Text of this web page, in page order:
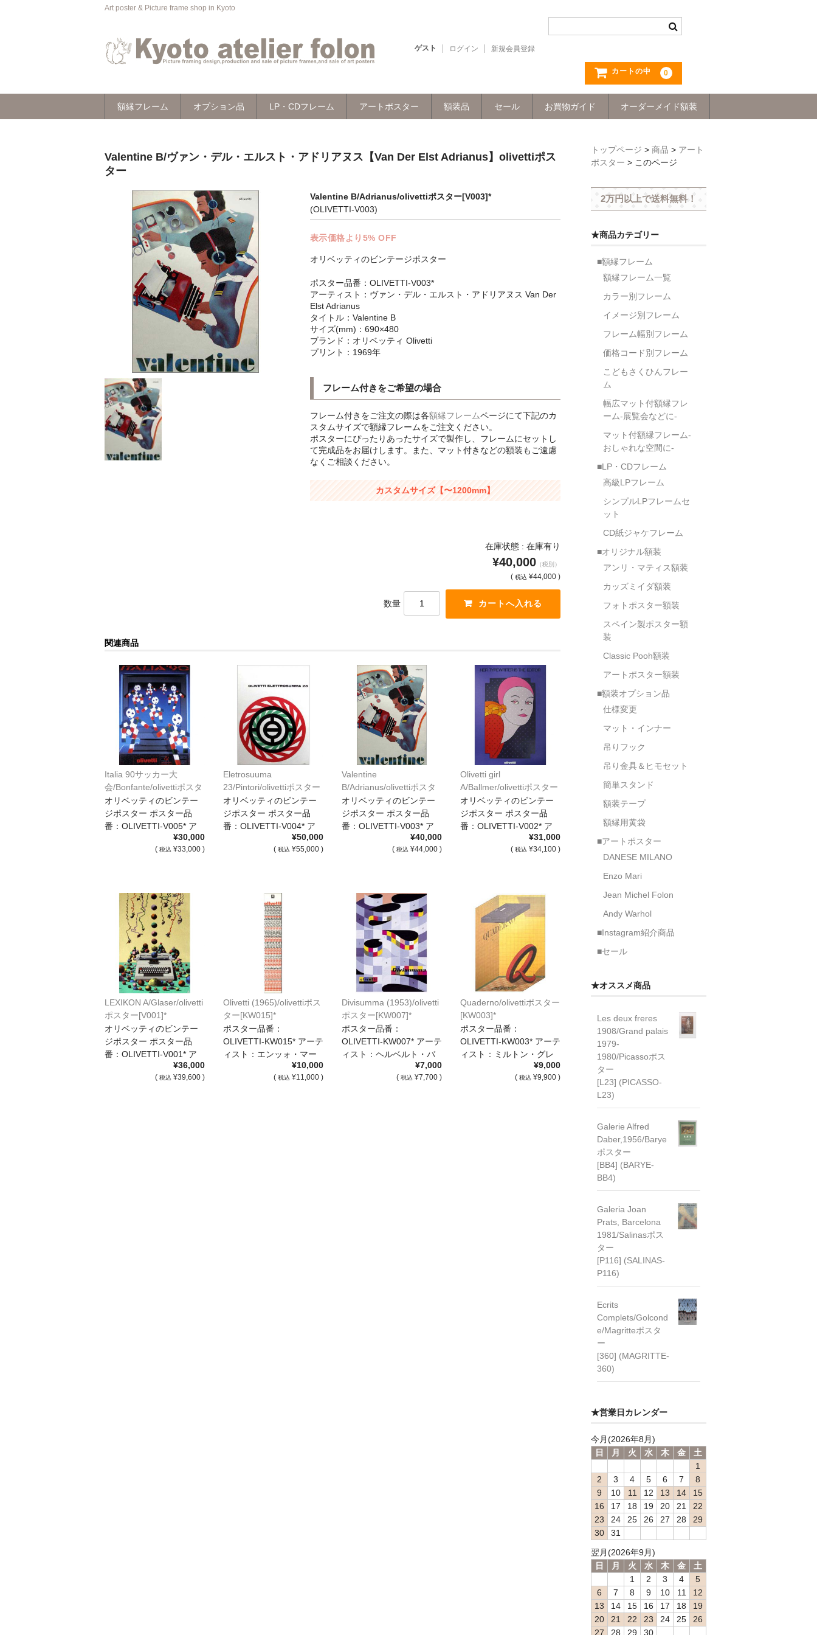
Art poster & Picture frame shop in Kyoto
ゲスト ログイン 新規会員登録
カートの中 0
額縁フレーム オプション品 LP・CDフレーム アートポスター 額装品 セール お買物ガイド オーダーメイド額装
Valentine B/ヴァン・デル・エルスト・アドリアヌス【Van Der Elst Adrianus】olivettiポス
ター
Valentine B/Adrianus/olivettiポスター[V003]*
(OLIVETTI-V003)
表示価格より5% OFF
オリベッティのビンテージポスター
ポスター品番：OLIVETTI-V003*
アーティスト：ヴァン・デル・エルスト・アドリアヌス Van Der
Elst Adrianus
タイトル：Valentine B
サイズ(mm)：690×480
ブランド：オリベッティ Olivetti
プリント：1969年
フレーム付きをご希望の場合
フレーム付きをご注文の際は各額縁フレームページにて下記のカ
スタムサイズで額縁フレームをご注文ください。
ポスターにぴったりあったサイズで製作し、フレームにセットし
て完成品をお届けします。また、マット付きなどの額装もご遠慮
なくご相談ください。
カスタムサイズ【〜1200mm】
在庫状態 : 在庫有り
¥40,000 （税別）
( 税込 ¥44,000 )
数量
関連商品
Italia 90サッカー大
会/Bonfante/olivettiポスタ
ー[V005]*
オリベッティのビンテー
ジポスター ポスター品
番：OLIVETTI-V005* ア
¥30,000
( 税込 ¥33,000 )
Eletrosuuma
23/Pintori/olivettiポスター
[V004]*
オリベッティのビンテー
ジポスター ポスター品
番：OLIVETTI-V004* ア
¥50,000
( 税込 ¥55,000 )
Valentine
B/Adrianus/olivettiポスタ
ー[V003]*
オリベッティのビンテー
ジポスター ポスター品
番：OLIVETTI-V003* ア
¥40,000
( 税込 ¥44,000 )
Olivetti girl
A/Ballmer/olivettiポスター
[V002]*
オリベッティのビンテー
ジポスター ポスター品
番：OLIVETTI-V002* ア
¥31,000
( 税込 ¥34,100 )
LEXIKON A/Glaser/olivetti
ポスター[V001]*
オリベッティのビンテー
ジポスター ポスター品
番：OLIVETTI-V001* ア
¥36,000
( 税込 ¥39,600 )
Olivetti (1965)/olivettiポス
ター[KW015]*
ポスター品番：
OLIVETTI-KW015* アーテ
ィスト：エンッォ・マー
¥10,000
( 税込 ¥11,000 )
Divisumma (1953)/olivetti
ポスター[KW007]*
ポスター品番：
OLIVETTI-KW007* アーテ
ィスト：ヘルベルト・バ
¥7,000
( 税込 ¥7,700 )
Quaderno/olivettiポスター
[KW003]*
ポスター品番：
OLIVETTI-KW003* アーテ
ィスト：ミルトン・グレ
¥9,000
( 税込 ¥9,900 )
トップページ > 商品 > アート
ポスター > このページ
2万円以上で送料無料！
★商品カテゴリー
■額縁フレーム
額縁フレーム一覧
カラー別フレーム
イメージ別フレーム
フレーム幅別フレーム
価格コード別フレーム
こどもさくひんフレー
ム
幅広マット付額縁フレ
ーム-展覧会などに-
マット付額縁フレーム-
おしゃれな空間に-
■LP・CDフレーム
高級LPフレーム
シンプルLPフレームセ
ット
CD紙ジャケフレーム
■オリジナル額装
アンリ・マティス額装
カッズミイダ額装
フォトポスター額装
スペイン製ポスター額
装
Classic Pooh額装
アートポスター額装
■額装オプション品
仕様変更
マット・インナー
吊りフック
吊り金具＆ヒモセット
簡単スタンド
額装テープ
額縁用黄袋
■アートポスター
DANESE MILANO
Enzo Mari
Jean Michel Folon
Andy Warhol
■Instagram紹介商品
■セール
★オススメ商品
Les deux freres
1908/Grand palais
1979-
1980/Picassoポス
ター
[L23] (PICASSO-
L23)
Galerie Alfred
Daber,1956/Barye
ポスター
[BB4] (BARYE-
BB4)
Galeria Joan
Prats, Barcelona
1981/Salinasポス
ター
[P116] (SALINAS-
P116)
Ecrits
Complets/Golcond
e/Magritteポスタ
ー
[360] (MAGRITTE-
360)
★営業日カレンダー
今月(2026年8月)
日
月 火 水 木 金
土
1
2
3 4 5 6 7
8
9
10 11 12 13 14
15
16
17 18 19 20 21
22
23
24 25 26 27 28
29
30
31
翌月(2026年9月)
日
月 火 水 木 金
土
1
2 3 4
5
6
7 8 9 10 11
12
13
14 15 16 17 18
19
20
21 22 23 24 25
26
27
28 29
30